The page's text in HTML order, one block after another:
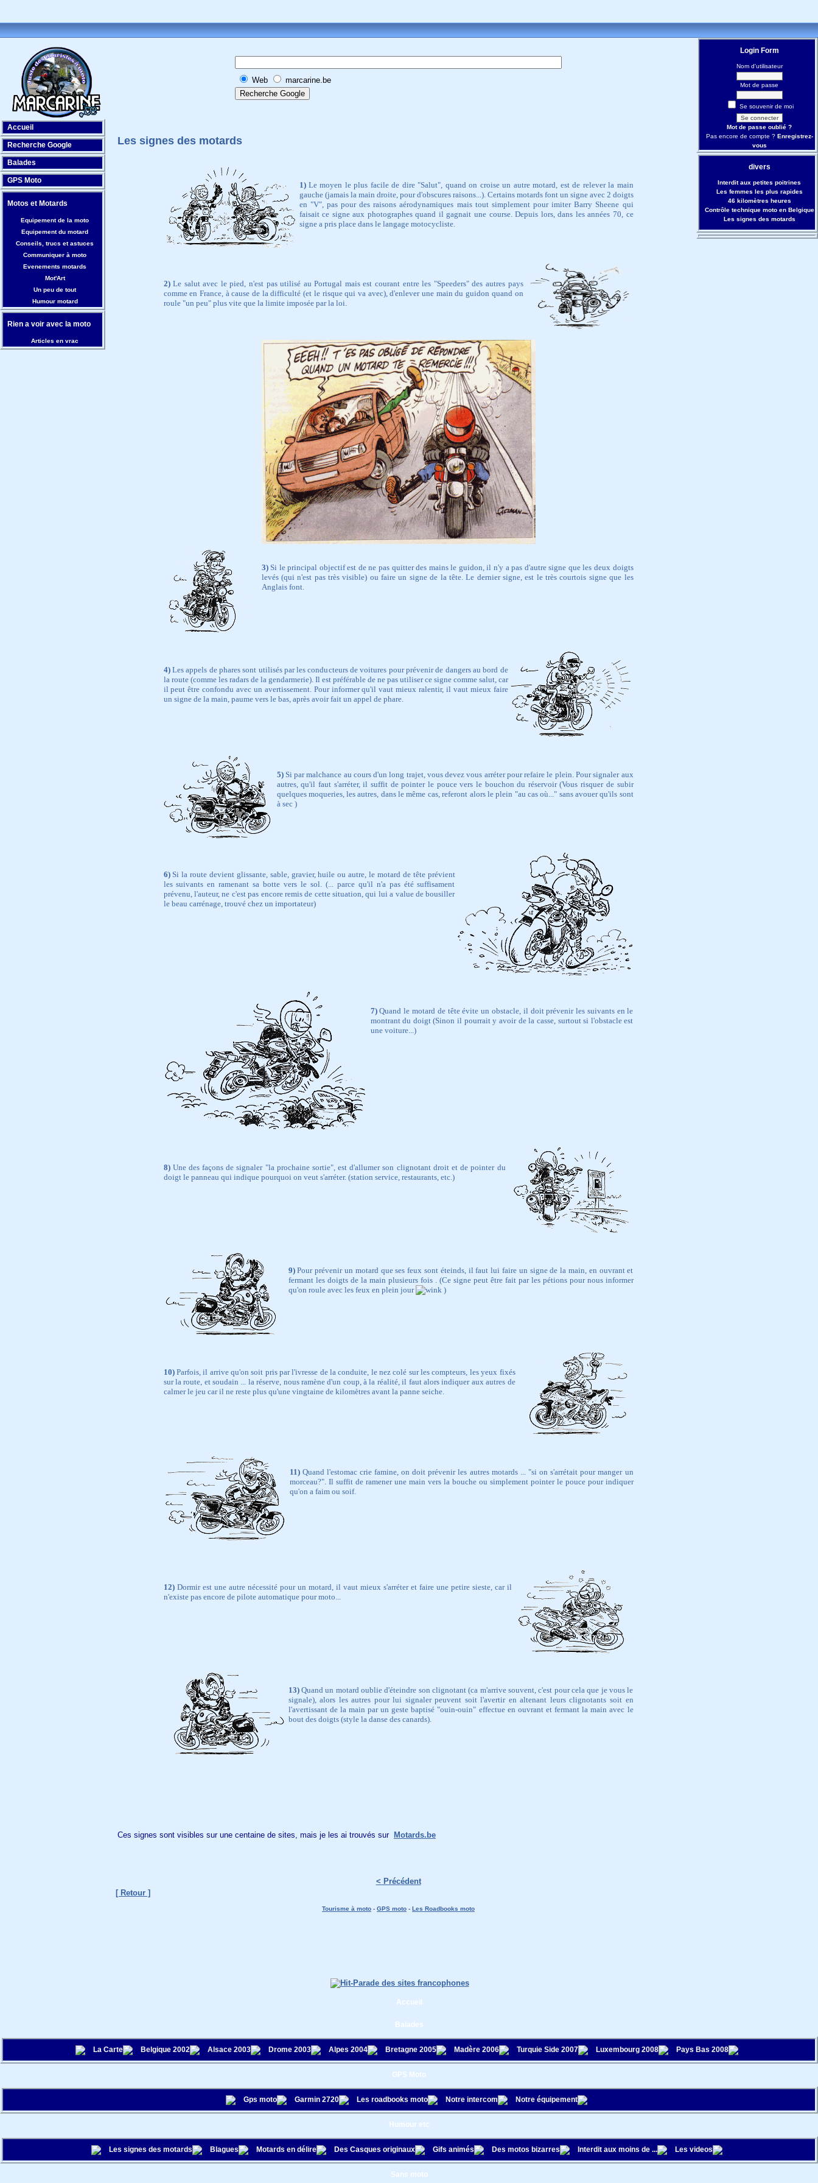
Web marcarine.be
Les signes des motards
1)Le moyen le plus facile de dire "Salut", quand on croise un autre motard, est de relever la main
gauche (jamais la main droite, pour d'obscures raisons...). Certains motards font un signe avec 2 doigts
en "V", pas pour des raisons aérodynamiques mais tout simplement pour imiter Barry Sheene qui
faisait ce signe aux photographes quand il gagnait une course. Depuis lors, dans les années 70, ce
signe a pris place dans le langage motocycliste.
2)Le salut avec le pied, n'est pas utilisé au Portugal mais est courant entre les "Speeders" des autres pays
comme en France, à cause de la difficulté (et le risque qui va avec), d'enlever une main du guidon quand on
roule "un peu" plus vite que la limite imposée par la loi.
3)Si le principal objectif est de ne pas quitter des mains le guidon, il n'y a pas d'autre signe que les deux doigts
levés (qui n'est pas très visible) ou faire un signe de la tête. Le dernier signe, est le très courtois signe que les
Anglais font.
4)Les appels de phares sont utilisés par les conducteurs de voitures pour prévenir de dangers au bord de
la route (comme les radars de la gendarmerie). Il est préférable de ne pas utiliser ce signe comme salut, car
il peut être confondu avec un avertissement. Pour informer qu'il vaut mieux ralentir, il vaut mieux faire
un signe de la main, paume vers le bas, après avoir fait un appel de phare.
5)Si par malchance au cours d'un long trajet, vous devez vous arréter pour refaire le plein. Pour signaler aux
autres, qu'il faut s'arréter, il suffit de pointer le pouce vers le bouchon du réservoir (Vous risquer de subir
quelques moqueries, les autres, dans le même cas, referont alors le plein "au cas où..." sans avouer qu'ils sont
à sec )
6)Si la route devient glissante, sable, gravier, huile ou autre, le motard de tête prévient
les suivants en ramenant sa botte vers le sol. (... parce qu'il n'a pas été suffisament
prévenu, l'auteur, ne c'est pas encore remis de cette situation, qui lui a value de bousiller
le beau carrénage, trouvé chez un importateur)
7)Quand le motard de tête évite un obstacle, il doit prévenir les suivants en le
montrant du doigt (Sinon il pourrait y avoir de la casse, surtout si l'obstacle est
une voiture...)
8)Une des façons de signaler "la prochaine sortie", est d'allumer son clignotant droit et de pointer du
doigt le panneau qui indique pourquoi on veut s'arréter. (station service, restaurants, etc.)
9)Pour prévenir un motard que ses feux sont éteinds, il faut lui faire un signe de la main, en ouvrant et
fermant les doigts de la main plusieurs fois . (Ce signe peut être fait par les pétions pour nous informer
qu'on roule avec les feux en plein jour
)
10)Parfois, il arrive qu'on soit pris par l'ivresse de la conduite, le nez colé sur les compteurs, les yeux fixés
sur la route, et soudain ... la réserve, nous ramène d'un coup, à la réalité, il faut alors indiquer aux autres de
calmer le jeu car il ne reste plus qu'une vingtaine de kilomètres avant la panne seiche.
11)Quand l'estomac crie famine, on doit prévenir les autres motards ... "si on s'arrétait pour manger un
morceau?". Il suffit de ramener une main vers la bouche ou simplement pointer le pouce pour indiquer
qu'on a faim ou soif.
12)Dormir est une autre nécessité pour un motard, il vaut mieux s'arréter et faire une petire sieste, car il
n'existe pas encore de pilote automatique pour moto...
13)Quand un motard oublie d'éteindre son clignotant (ca m'arrive souvent, c'est pour cela que je vous le
signale), alors les autres pour lui signaler peuvent soit l'avertir en altenant leurs clignotants soit en
l'avertissant de la main par un geste baptisé "ouin-ouin" effectue en ouvrant et fermant la main avec le
bout des doigts (style la danse des canards).
Ces signes sont visibles sur une centaine de sites, mais je les ai trouvés sur Motards.be
< Précédent
[ Retour ]
Tourisme à moto - GPS moto - Les Roadbooks moto
Accueil
Balades
La Carte Belgique 2002 Alsace 2003 Drome 2003 Alpes 2004 Bretagne 2005 Madère 2006 Turquie Side 2007 Luxembourg 2008 Pays Bas 2008
GPS Moto
Gps moto Garmin 2720 Les roadbooks moto Notre intercom Notre équipement
Humour etc
Les signes des motards Blagues Motards en délire Des Casques originaux Gifs animés Des motos bizarres Interdit aux moins de ... Les videos
Sans moto
Accueil
Recherche Google
Balades
GPS Moto
Motos et Motards
Equipement de la moto
Equipement du motard
Conseils, trucs et astuces
Communiquer à moto
Evenements motards
Mot'Art
Un peu de tout
Humour motard
Rien a voir avec la moto
Articles en vrac
Login Form
Nom d'utilisateur
Mot de passe
Se souvenir de moi
Mot de passe oublié ?
Pas encore de compte ? Enregistrez-
vous
divers
Interdit aux petites poitrines
Les femmes les plus rapides
46 kilomètres heures
Contrôle technique moto en Belgique
Les signes des motards